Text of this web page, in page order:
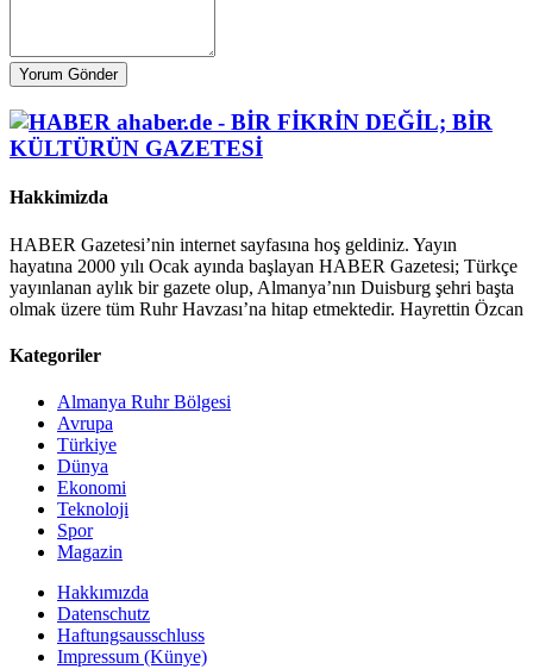
Yorum Gönder
Hakkimizda
HABER Gazetesi’nin internet sayfasına hoş geldiniz. Yayın
hayatına 2000 yılı Ocak ayında başlayan HABER Gazetesi; Türkçe
yayınlanan aylık bir gazete olup, Almanya’nın Duisburg şehri başta
olmak üzere tüm Ruhr Havzası’na hitap etmektedir. Hayrettin Özcan
Kategoriler
Almanya Ruhr Bölgesi
Avrupa
Türkiye
Dünya
Ekonomi
Teknoloji
Spor
Magazin
Hakkımızda
Datenschutz
Haftungsausschluss
Impressum (Künye)